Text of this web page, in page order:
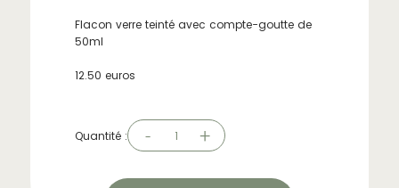
Flacon verre teinté avec compte-goutte de
50ml
12.50 euros
Quantité : - 1 +